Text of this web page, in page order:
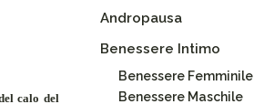
calo del
Andropausa
Benessere Intimo
Benessere Femminile
Benessere Maschile